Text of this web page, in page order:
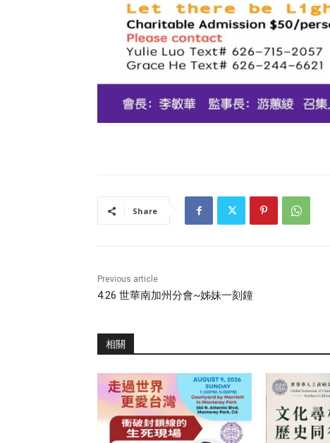
Share
Previous article
4.26 世華南加州分會~姊妹一刻鐘
相關